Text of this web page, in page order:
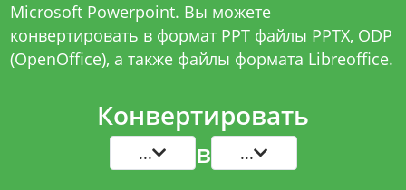
Microsoft Powerpoint. Вы можете
конвертировать в формат PPT файлы PPTX, ODP
(OpenOffice), а также файлы формата Libreoffice.
Конвертировать
... в ...